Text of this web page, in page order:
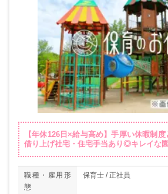
【年休126日×給与高め】手厚い休暇制
借り上げ社宅・住宅手当あり◎キレイな
職種・雇用形
態
保育士 / 正社員